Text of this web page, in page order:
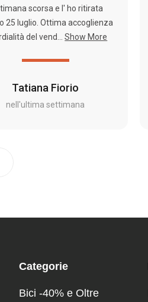
Tatiana Fiorio
nell'ultima settimana
scorsa e l' ho ritirata
25 luglio. Ottima accoglienza
del vend... Show More
Categorie
Bici -40% e Oltre